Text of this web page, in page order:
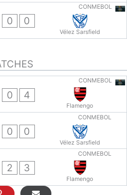
CONMEBOL
0 0
Vélez Sarsfield
CONMEBOL
0 4
Flamengo
CONMEBOL
0 0
Vélez Sarsfield
CONMEBOL
2 3
Flamengo